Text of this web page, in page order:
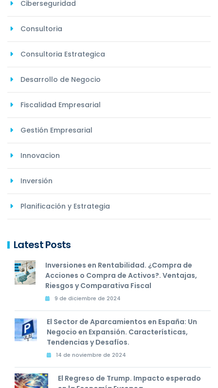
Ciberseguridad
Consultoria
Consultoria Estrategica
Desarrollo de Negocio
Fiscalidad Empresarial
Gestión Empresarial
Innovacion
Inversión
Planificación y Estrategia
Latest Posts
Inversiones en Rentabilidad. ¿Compra de
Acciones o Compra de Activos?. Ventajas,
Riesgos y Comparativa Fiscal
9 de diciembre de 2024
El Sector de Aparcamientos en España: Un
Negocio en Expansión. Características,
Tendencias y Desafíos.
14 de noviembre de 2024
El Regreso de Trump. Impacto esperado